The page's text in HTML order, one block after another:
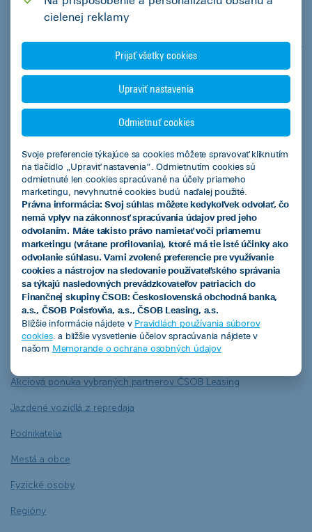
Elektrika 4,7 %
Zdroj štatistík: zapsr.sk; acea.auto
Produkty
Leasingový úver
Smart finančný leasing
Operatívny leasing
EIB úver so zvýhodneným úrokom
Ekofinancovanie
Naša ponuka
Akciová ponuka vybraných partnerov ČSOB Leasing
Jazdené vozidlá z repredaja
Podnikatelia
Mestá a obce
Fyzické osoby
Regióny
cielenej reklamy
Prijať všetky cookies
Upraviť nastavenia
Odmietnuť cookies
Svoje preferencie týkajúce sa cookies môžete spravovať kliknutím
na tlačidlo „Upraviť nastavenia“. Odmietnutím cookies sú
odmietnuté len cookies spracúvané na účely priameho
marketingu, nevyhnutné cookies budú naďalej použité.
Právna informácia: Svoj súhlas môžete kedykoľvek odvolať, čo
nemá vplyv na zákonnosť spracúvania údajov pred jeho
odvolaním. Máte takisto právo namietať voči priamemu
marketingu (vrátane profilovania), ktoré má tie isté účinky ako
odvolanie súhlasu. Vami zvolené preferencie pre využívanie
cookies a nástrojov na sledovanie používateľského správania
sa týkajú nasledovných prevádzkovateľov patriacich do
Finančnej skupiny ČSOB: Československá obchodná banka,
a.s., ČSOB Poisťovňa, a.s., ČSOB Leasing, a.s.
Bližšie informácie nájdete v Pravidlách používania súborov
cookies. a bližšie vysvetlenie účelov spracúvania nájdete v
našom Memorande o ochrane osobných údajov